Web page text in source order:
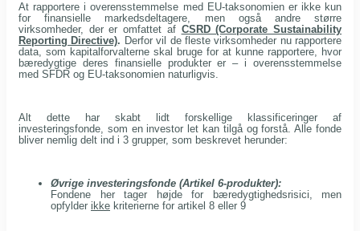
At rapportere i overensstemmelse med EU-taksonomien er ikke kun
for finansielle markedsdeltagere, men også andre større
virksomheder, der er omfattet af CSRD (Corporate Sustainability
Reporting Directive). Derfor vil de fleste virksomheder nu rapportere
data, som kapitalforvalterne skal bruge for at kunne rapportere, hvor
bæredygtige deres finansielle produkter er – i overensstemmelse
med SFDR og EU-taksonomien naturligvis.
Alt dette har skabt lidt forskellige klassificeringer af
investeringsfonde, som en investor let kan tilgå og forstå. Alle fonde
bliver nemlig delt ind i 3 grupper, som beskrevet herunder:
Øvrige investeringsfonde (Artikel 6-produkter):
Fondene her tager højde for bæredygtighedsrisici, men
opfylder ikke kriterierne for artikel 8 eller 9